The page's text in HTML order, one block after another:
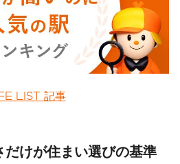
LIST 記事
だけが住まい選びの基準